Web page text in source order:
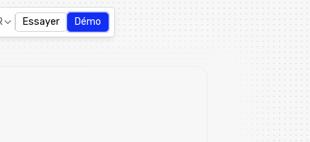
Essayer Démo